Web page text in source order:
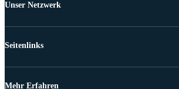
Unser Netzwerk
Seitenlinks
Mehr Erfahren